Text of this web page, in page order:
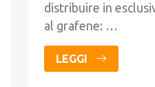
distribuire in
al grafene: …
LEGGI